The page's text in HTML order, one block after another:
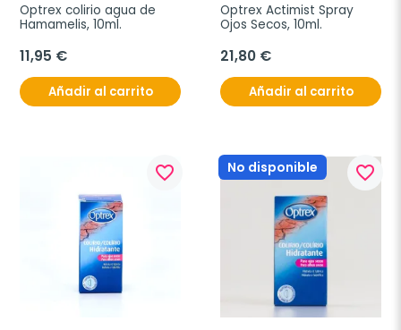
Optrex colirio agua de
Hamamelis, 10ml.
11,95 €
Añadir al carrito
Optrex Actimist Spray
Ojos Secos, 10ml.
21,80 €
Añadir al carrito
favorite_border No disponible favorite_border